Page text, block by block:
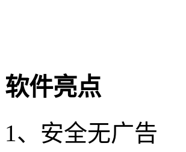
软件亮点
1、安全无广告